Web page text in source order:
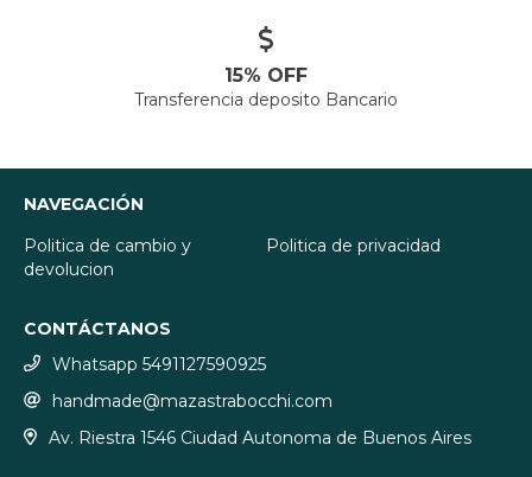
15% OFF
Transferencia deposito Bancario
NAVEGACIÓN
Politica de cambio y
devolucion
Politica de privacidad
CONTÁCTANOS
Whatsapp 5491127590925
handmade@mazastrabocchi.com
Av. Riestra 1546 Ciudad Autonoma de Buenos Aires